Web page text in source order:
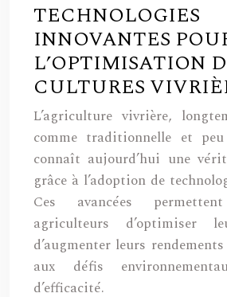
TECHNOLOGIES
INNOVANTES
L’OPTIMISATION
CULTURES
L’agriculture vivrière,
comme traditionnelle et peu
connaît aujourd’hui une
grâce à l’adoption de
Ces avancées
agriculteurs d’optimiser
d’augmenter leurs
aux défis
d’efficacité.